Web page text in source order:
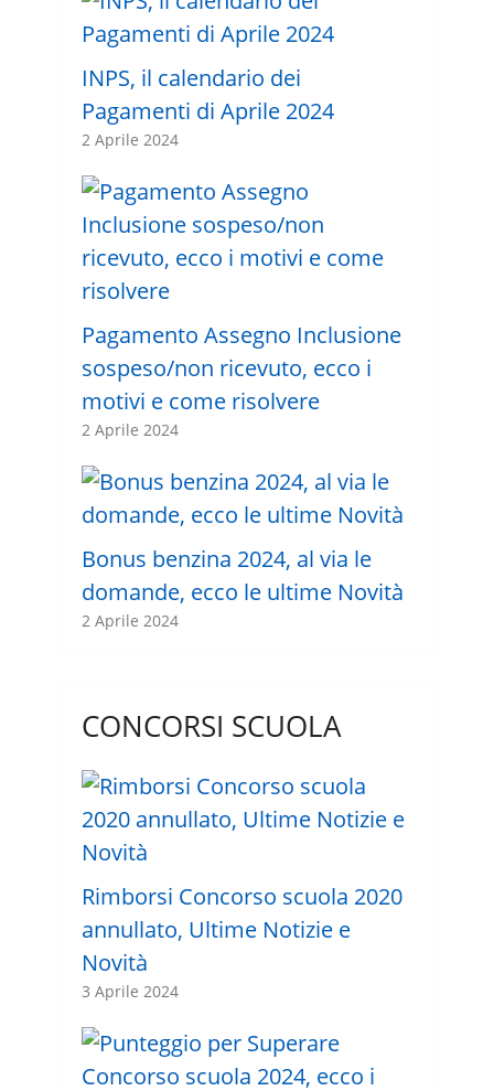
INPS, il calendario dei
Pagamenti di Aprile 2024
2 Aprile 2024
Pagamento Assegno Inclusione
sospeso/non ricevuto, ecco i
motivi e come risolvere
2 Aprile 2024
Bonus benzina 2024, al via le
domande, ecco le ultime Novità
2 Aprile 2024
CONCORSI SCUOLA
Rimborsi Concorso scuola 2020
annullato, Ultime Notizie e
Novità
3 Aprile 2024